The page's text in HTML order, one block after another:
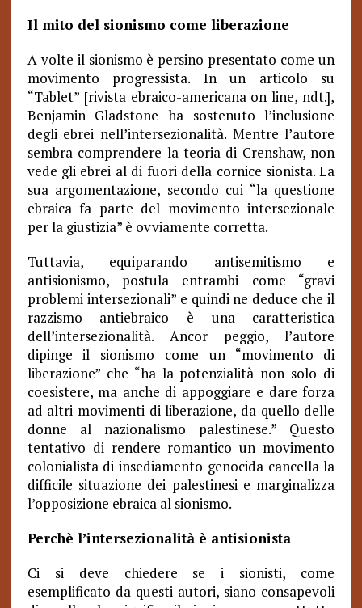
Il mito del sionismo come liberazione
A volte il sionismo è persino presentato come un
movimento progressista. In un articolo su
“Tablet” [rivista ebraico-americana on line, ndt.],
Benjamin Gladstone ha sostenuto l’inclusione
degli ebrei nell’intersezionalità. Mentre l’autore
sembra comprendere la teoria di Crenshaw, non
vede gli ebrei al di fuori della cornice sionista. La
sua argomentazione, secondo cui “la questione
ebraica fa parte del movimento intersezionale
per la giustizia” è ovviamente corretta.
Tuttavia, equiparando antisemitismo e
antisionismo, postula entrambi come “gravi
problemi intersezionali” e quindi ne deduce che il
razzismo antiebraico è una caratteristica
dell’intersezionalità. Ancor peggio, l’autore
dipinge il sionismo come un “movimento di
liberazione” che “ha la potenzialità non solo di
coesistere, ma anche di appoggiare e dare forza
ad altri movimenti di liberazione, da quello delle
donne al nazionalismo palestinese.” Questo
tentativo di rendere romantico un movimento
colonialista di insediamento genocida cancella la
difficile situazione dei palestinesi e marginalizza
l’opposizione ebraica al sionismo.
Perchè l’intersezionalità è antisionista
Ci si deve chiedere se i sionisti, come
esemplificato da questi autori, siano consapevoli